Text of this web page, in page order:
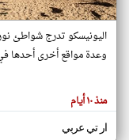
هنا عن
وجهة
كاتبيها.
اليونيسكو تدرج شواطئ
وعدة مواقع أخرى أحدها
منذ ١٠ أيام
ار تي عربي